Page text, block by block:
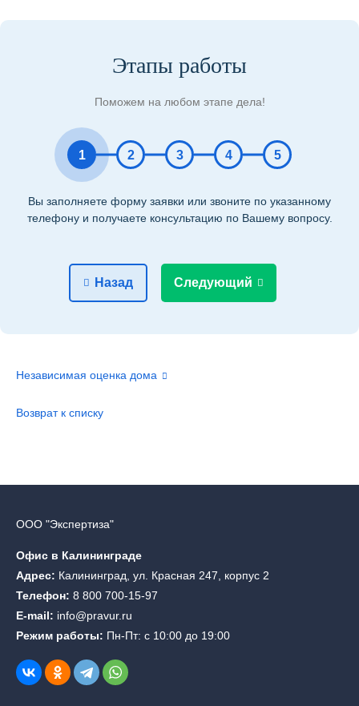
Этапы работы
Поможем на любом этапе дела!
1 2 3 4 5
Вы заполняете форму заявки или звоните по указанному
телефону и получаете консультацию по Вашему вопросу.
Назад Следующий
Независимая оценка дома
Возврат к списку
ООО "Экспертиза"
Офис в Калининграде
Адрес: Калининград, ул. Красная 247, корпус 2
Телефон: 8 800 700-15-97
E-mail: info@pravur.ru
Режим работы: Пн-Пт: с 10:00 до 19:00